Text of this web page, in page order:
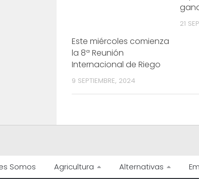
Este miércoles comienza
la 8ª Reunión
Internacional de Riego
9 SEPTIEMBRE, 2024
21
Somos Agricultura Alternativas